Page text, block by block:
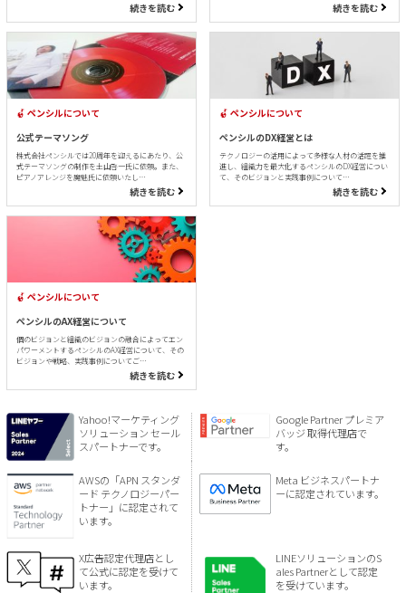
続きを読む 続きを読む
ペンシルについて
公式テーマソング
株式会社ペンシルでは20周年を迎えるにあたり、公
式テーマソングの制作を土山啓一氏に依頼。また、
ピアノアレンジを魔魅氏に依頼いたし…
続きを読む
ペンシルについて
ペンシルのDX経営とは
テクノロジーの活用によって多様な人材の活躍を推
進し、組織力を最大化するペンシルのDX経営につい
て、そのビジョンと実践事例について…
続きを読む
ペンシルについて
ペンシルのAX経営について
個のビジョンと組織のビジョンの融合によってエン
パワーメントするペンシルのAX経営について、その
ビジョンや戦略、実践事例についてご…
続きを読む
Yahoo!マーケティング
ソリューション セール
スパートナーです。
Google Partner プレミア
バッジ 取得代理店で
す。
AWSの「APN スタンダ
ード テクノロジーパー
トナー」に認定されて
います。
Meta ビジネスパートナ
ーに認定されています。
X広告認定代理店とし
て公式に認定を受けて
います。
LINEソリューションのS
ales Partnerとして認定
を受けています。